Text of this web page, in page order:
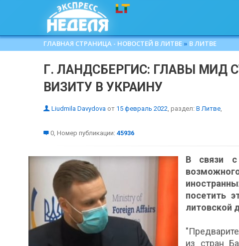
ГЛАВНАЯ СТРАНИЦА - НОВОСТЕЙ В ЛИТВЕ » В ЛИТВЕ
Г. ЛАНДСБЕРГИС: ГЛАВЫ МИД
ВИЗИТУ В УКРАИНУ
Liudmila Davydova от 15 февраль 2022, раздел: В Литве,
0, Номер публикации: 45936
В связи с
посетить
литовской
из стран